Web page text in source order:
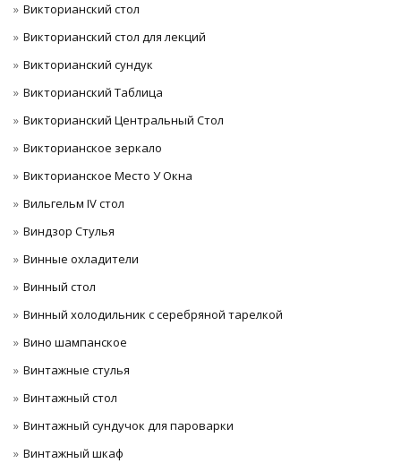
Викторианский стол
Викторианский стол для лекций
Викторианский сундук
Викторианский Таблица
Викторианский Центральный Стол
Викторианское зеркало
Викторианское Место У Окна
Вильгельм IV стол
Виндзор Стулья
Винные охладители
Винный стол
Винный холодильник с серебряной тарелкой
Вино шампанское
Винтажные стулья
Винтажный стол
Винтажный сундучок для пароварки
Винтажный шкаф